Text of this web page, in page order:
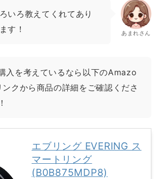
いろ教えてくれてあり
す！
あまれさん
入を考えているなら以下のAmazo
ンクから商品の詳細をご確認くださ
エブリング EVERING ス
マートリング
(B0B875MDP8)